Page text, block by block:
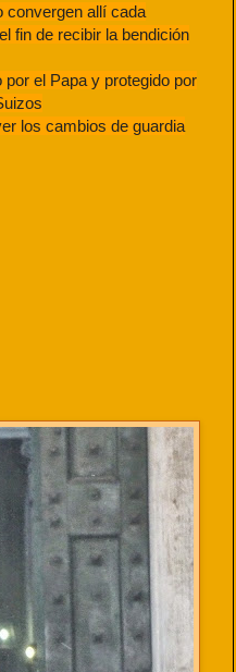
convergen allí cada
fin de recibir la bendición
por el Papa y protegido por
los cambios de guardia